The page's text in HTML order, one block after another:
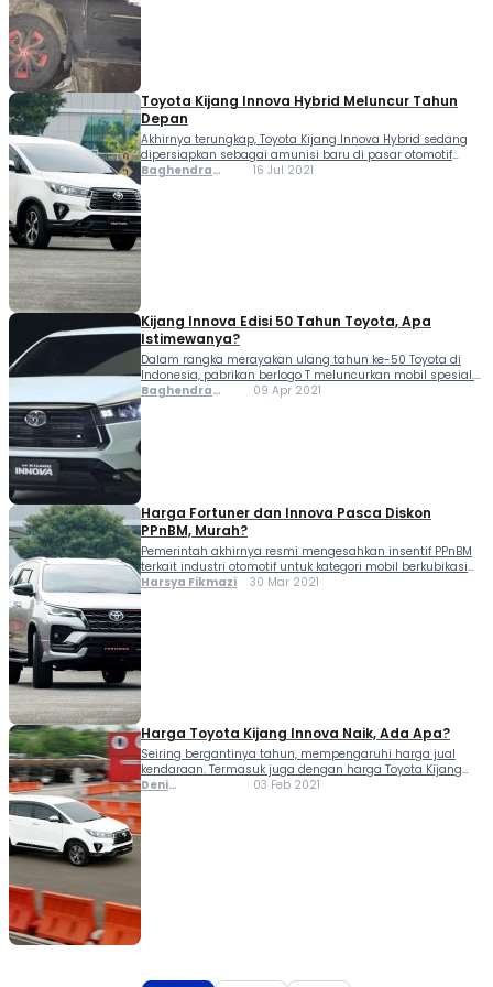
Toyota Kijang Innova Hybrid Meluncur Tahun
Depan
Akhirnya terungkap, Toyota Kijang Innova Hybrid sedang
dipersiapkan sebagai amunisi baru di pasar otomotif
Indonesia. Informasi tersebut kami peroleh dari Menteri
Baghendra
16 Jul 2021
Kijang Innova Edisi 50 Tahun Toyota, Apa
Istimewanya?
Dalam rangka merayakan ulang tahun ke-50 Toyota di
Indonesia, pabrikan berlogo T meluncurkan mobil spesial.
Produk tersebut adalah Kijang Innova Edisi 50 Tahun
Baghendra
09 Apr 2021
Harga Fortuner dan Innova Pasca Diskon
PPnBM, Murah?
Pemerintah akhirnya resmi mengesahkan insentif PPnBM
terkait industri otomotif untuk kategori mobil berkubikasi
2.500 cc. Ini berakibat ke harga Fortuner dan Innova pasca
Harsya Fikmazi 30 Mar 2021
Harga Toyota Kijang Innova Naik, Ada Apa?
Seiring bergantinya tahun, mempengaruhi harga jual
kendaraan. Termasuk juga dengan harga Toyota Kijang
Innova facelift yang meluncur di tahun 2020 lalu.
Deni
03 Feb 2021